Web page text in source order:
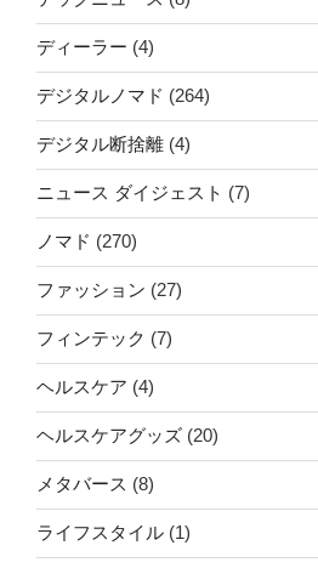
ディーラー (4)
デジタルノマド (264)
デジタル断捨離 (4)
ニュース ダイジェスト (7)
ノマド (270)
ファッション (27)
フィンテック (7)
ヘルスケア (4)
ヘルスケアグッズ (20)
メタバース (8)
ライフスタイル (1)